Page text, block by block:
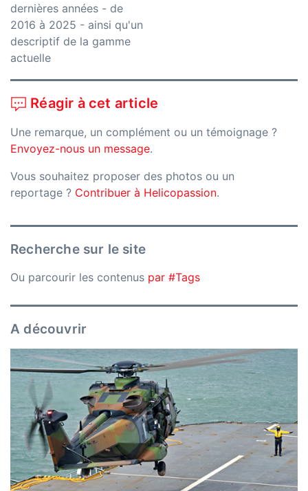
dernières années - de
2016 à 2025 - ainsi qu'un
descriptif de la gamme
actuelle
Réagir à cet article
Une remarque, un complément ou un témoignage ?
Envoyez-nous un message.
Vous souhaitez proposer des photos ou un
reportage ? Contribuer à Helicopassion.
Recherche sur le site
Ou parcourir les contenus par #Tags
A découvrir